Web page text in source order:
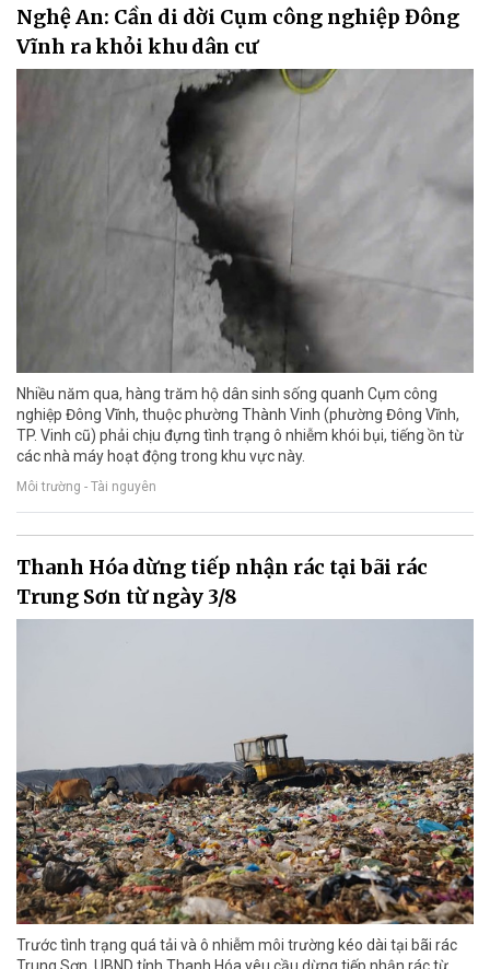
Nghệ An: Cần di dời Cụm công nghiệp Đông
Vĩnh ra khỏi khu dân cư
Nhiều năm qua, hàng trăm hộ dân sinh sống quanh Cụm công
nghiệp Đông Vĩnh, thuộc phường Thành Vinh (phường Đông Vĩnh,
TP. Vinh cũ) phải chịu đựng tình trạng ô nhiễm khói bụi, tiếng ồn từ
các nhà máy hoạt động trong khu vực này.
Môi trường - Tài nguyên
Thanh Hóa dừng tiếp nhận rác tại bãi rác
Trung Sơn từ ngày 3/8
Trước tình trạng quá tải và ô nhiễm môi trường kéo dài tại bãi rác